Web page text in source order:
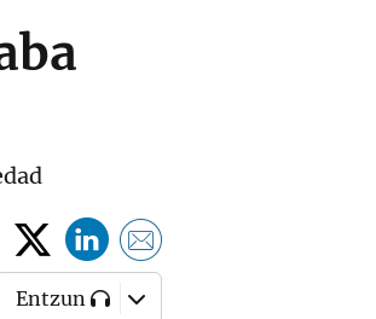
Entzun